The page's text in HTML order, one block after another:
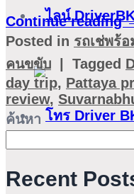
Continue reading
Posted in รถเช่พร้
คนขขับ
Tagged
day trip, Pattaya
review,
ค้นหา
Recent